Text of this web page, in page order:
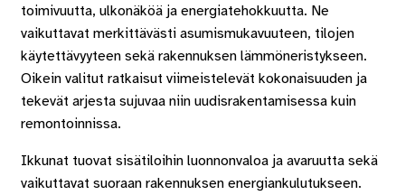
toimivuutta, ulkonäköä ja energiatehokkuutta. Ne
vaikuttavat merkittävästi asumismukavuuteen, tilojen
käytettävyyteen sekä rakennuksen lämmöneristykseen.
Oikein valitut ratkaisut viimeistelevät kokonaisuuden ja
tekevät arjesta sujuvaa niin uudisrakentamisessa kuin
remontoinnissa.
Ikkunat tuovat sisätiloihin luonnonvaloa ja avaruutta sekä
vaikuttavat suoraan rakennuksen energiankulutukseen.